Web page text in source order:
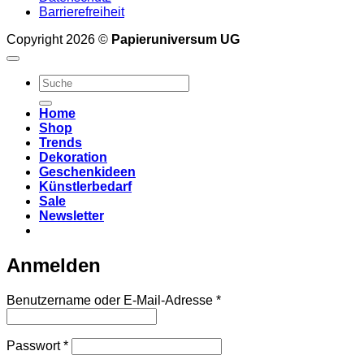
Barrierefreiheit
Copyright 2026 © Papieruniversum UG
Suche
nach:
Home
Shop
Trends
Dekoration
Geschenkideen
Künstlerbedarf
Sale
Newsletter
Anmelden
Benutzername oder E-Mail-Adresse *Erforderlich
Passwort*Erforderlich